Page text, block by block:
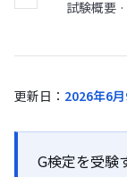
試験概要
更新日： 2026年6
G検定を受験